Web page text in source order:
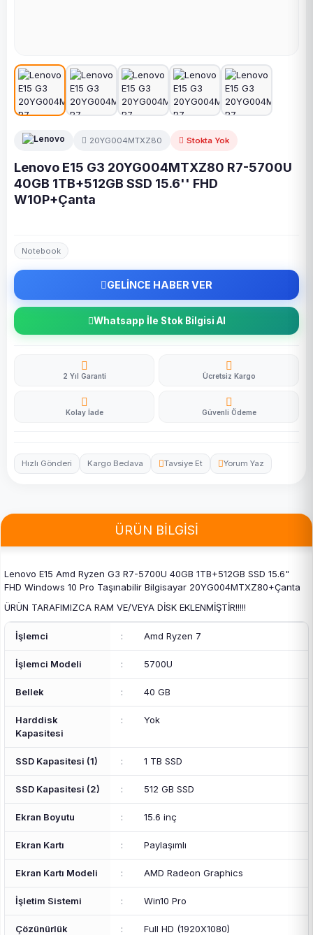
20YG004MTXZ80 Stokta Yok
Lenovo E15 G3 20YG004MTXZ80 R7-5700U
40GB 1TB+512GB SSD 15.6'' FHD
W10P+Çanta
Notebook
GELİNCE HABER VER
Whatsapp İle Stok Bilgisi Al
2 Yıl Garanti Ücretsiz Kargo
Kolay İade Güvenli Ödeme
Hızlı Gönderi Kargo Bedava Tavsiye Et Yorum Yaz
ÜRÜN BİLGİSİ
Lenovo E15 Amd Ryzen G3 R7-5700U 40GB 1TB+512GB SSD 15.6"
FHD Windows 10 Pro Taşınabilir Bilgisayar 20YG004MTXZ80+Çanta
ÜRÜN TARAFIMIZCA RAM VE/VEYA DİSK EKLENMİŞTİR!!!!!
İşlemci : Amd Ryzen 7
İşlemci Modeli : 5700U
Bellek : 40 GB
Harddisk
Kapasitesi
: Yok
SSD Kapasitesi (1) : 1 TB SSD
SSD Kapasitesi (2) : 512 GB SSD
Ekran Boyutu : 15.6 inç
Ekran Kartı : Paylaşımlı
Ekran Kartı Modeli : AMD Radeon Graphics
İşletim Sistemi : Win10 Pro
Çözünürlük : Full HD (1920X1080)